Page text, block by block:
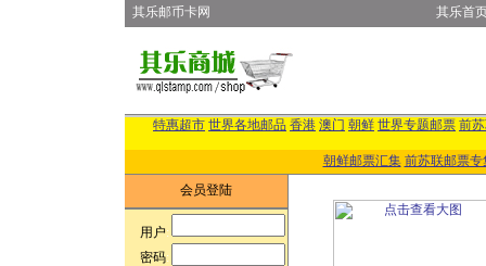
其乐邮币卡网 其乐首
特惠超市 世界各地邮品 香港 澳门 朝鲜 世界专题邮票 前
朝鲜邮票汇集 前苏联邮票专
会员登陆
用户:
密码: